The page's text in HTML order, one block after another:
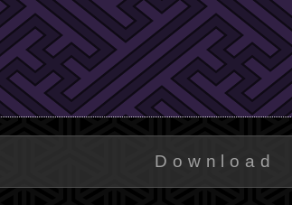
Download